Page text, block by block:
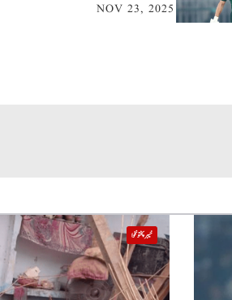
NOV 23, 2025
خیبر پختونخوا